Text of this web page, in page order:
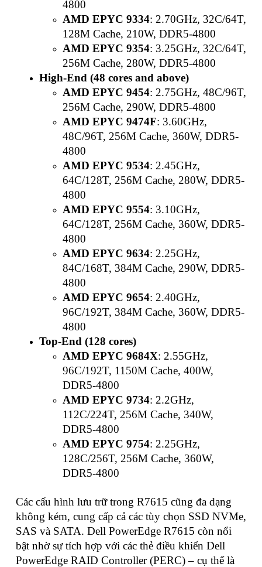
4800
AMD EPYC 9334: 2.70GHz, 32C/64T,
128M Cache, 210W, DDR5-4800
AMD EPYC 9354: 3.25GHz, 32C/64T,
256M Cache, 280W, DDR5-4800
High-End (48 cores and above)
AMD EPYC 9454: 2.75GHz, 48C/96T,
256M Cache, 290W, DDR5-4800
AMD EPYC 9474F: 3.60GHz,
48C/96T, 256M Cache, 360W, DDR5-
4800
AMD EPYC 9534: 2.45GHz,
64C/128T, 256M Cache, 280W, DDR5-
4800
AMD EPYC 9554: 3.10GHz,
64C/128T, 256M Cache, 360W, DDR5-
4800
AMD EPYC 9634: 2.25GHz,
84C/168T, 384M Cache, 290W, DDR5-
4800
AMD EPYC 9654: 2.40GHz,
96C/192T, 384M Cache, 360W, DDR5-
4800
Top-End (128 cores)
AMD EPYC 9684X: 2.55GHz,
96C/192T, 1150M Cache, 400W,
DDR5-4800
AMD EPYC 9734: 2.2GHz,
112C/224T, 256M Cache, 340W,
DDR5-4800
AMD EPYC 9754: 2.25GHz,
128C/256T, 256M Cache, 360W,
DDR5-4800
Các cấu hình lưu trữ trong R7615 cũng đa dạng
không kém, cung cấp cả các tùy chọn SSD NVMe,
SAS và SATA. Dell PowerEdge R7615 còn nổi
bật nhờ sự tích hợp với các thẻ điều khiển Dell
PowerEdge RAID Controller (PERC) – cụ thể là